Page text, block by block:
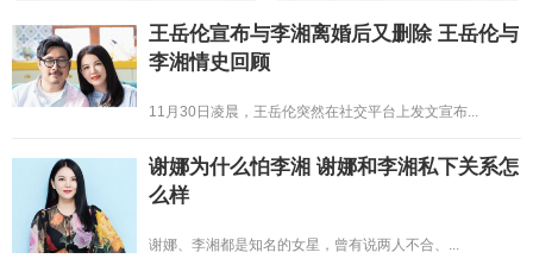
王岳伦宣布与李湘离婚后又删除 王岳伦与
李湘情史回顾
11月30日凌晨，王岳伦突然在社交平台上发文宣布...
谢娜为什么怕李湘 谢娜和李湘私下关系怎
么样
谢娜、李湘都是知名的女星，曾有说两人不合、...